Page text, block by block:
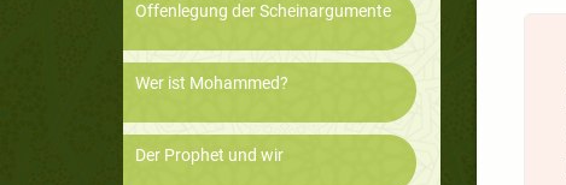
Offenlegung der Scheinargumente
Wer ist Mohammed?
Der Prophet und wir